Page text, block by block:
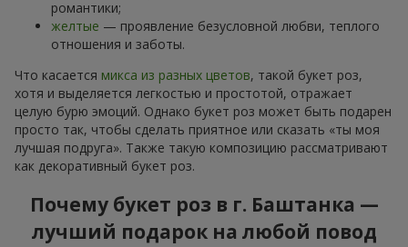
романтики;
желтые — проявление безусловной любви, теплого
отношения и заботы.
Что касается микса из разных цветов, такой букет роз,
хотя и выделяется легкостью и простотой, отражает
целую бурю эмоций. Однако букет роз может быть подарен
просто так, чтобы сделать приятное или сказать «ты моя
лучшая подруга». Также такую композицию рассматривают
как декоративный букет роз.
Почему букет роз в г. Баштанка —
лучший подарок на любой повод